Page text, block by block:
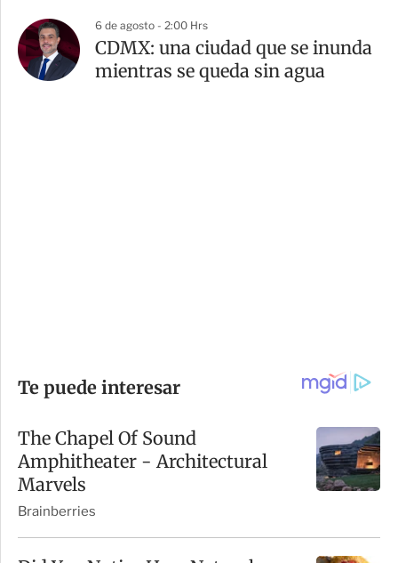
6 de agosto - 2:00 Hrs
CDMX: una ciudad que se inunda
mientras se queda sin agua